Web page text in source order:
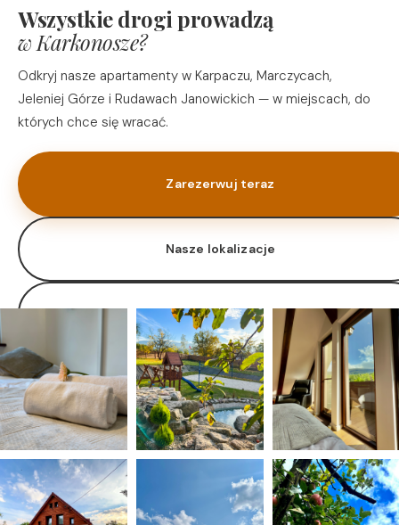
Wszystkie drogi prowadzą
w Karkonosze?
Odkryj nasze apartamenty w Karpaczu, Marczycach,
Jeleniej Górze i Rudawach Janowickich — w miejscach, do
których chce się wracać.
Zarezerwuj teraz
Nasze lokalizacje
Oferta zarządzania